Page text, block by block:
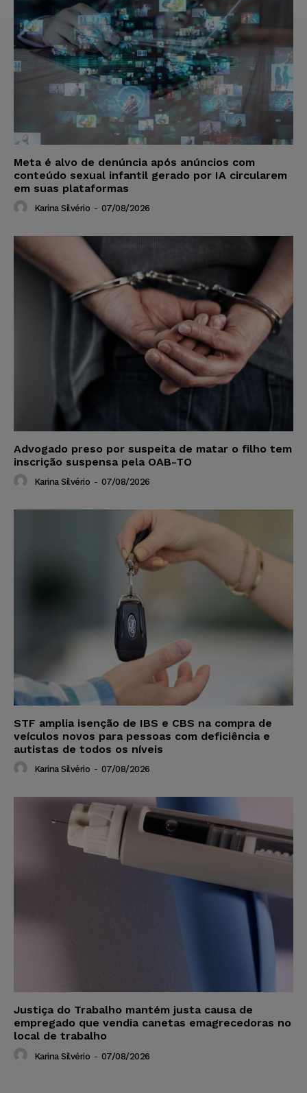
Meta é alvo de denúncia após anúncios com
conteúdo sexual infantil gerado por IA circularem
em suas plataformas
Karina Silvério - 07/08/2026
Advogado preso por suspeita de matar o filho tem
inscrição suspensa pela OAB-TO
Karina Silvério - 07/08/2026
STF amplia isenção de IBS e CBS na compra de
veículos novos para pessoas com deficiência e
autistas de todos os níveis
Karina Silvério - 07/08/2026
Justiça do Trabalho mantém justa causa de
empregado que vendia canetas emagrecedoras no
local de trabalho
Karina Silvério - 07/08/2026